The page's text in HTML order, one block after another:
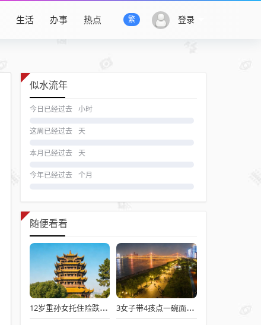
登录
繁
生活 办事 热点
似水流年
今日已经过去 小时
这周已经过去 天
本月已经过去 天
今年已经过去 个月
随便看看
12岁重孙女托住险跌倒的92岁太爷爷 3女子带4孩点一碗面多次免费续面